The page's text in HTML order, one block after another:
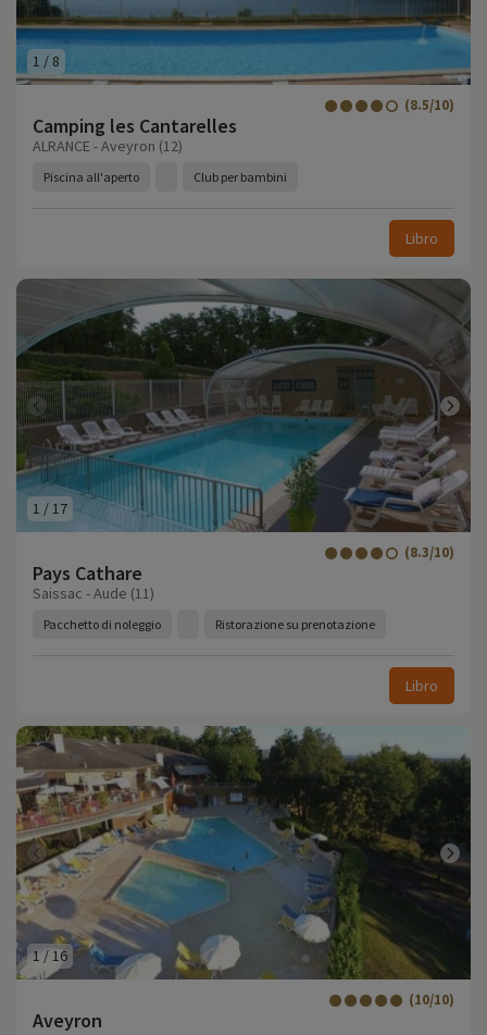
1 / 8
Camping les Cantarelles
(8.5/10)
ALRANCE - Aveyron (12)
Piscina all'aperto Club per bambini
Libro
1 / 17
Pays Cathare
(8.3/10)
Saissac - Aude (11)
Pacchetto di noleggio Ristorazione su prenotazione
Libro
1/16
Aveyron
(10/10)